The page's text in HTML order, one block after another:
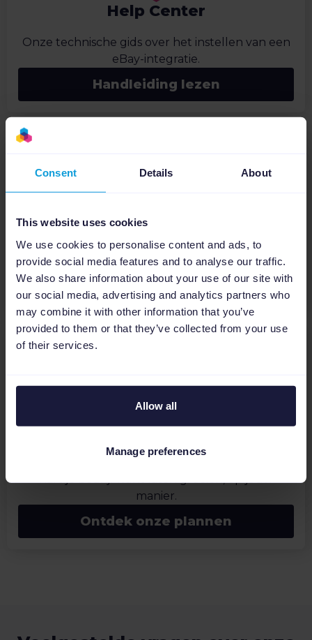
Consent Details About
This website uses cookies
We use cookies to personalise content and ads, to
provide social media features and to analyse our traffic.
We also share information about your use of our site with
our social media, advertising and analytics partners who
may combine it with other information that you’ve
provided to them or that they’ve collected from your use
of their services.
Allow all
Manage preferences
Help Center
Onze technische gids over het instellen van een
eBay-integratie.
Handleiding lezen
Ondersteuning
Van eenvoudige vragen tot complexe
problemen, ons toegewijde supportteam is er om
je op weg te helpen.
Praat met een expert
Schaalbare prijzen
Kies het abonnement dat werkt voor jouw
bedrijf. Kies voor een maandabonnement zonder
manier.
Ontdek onze plannen